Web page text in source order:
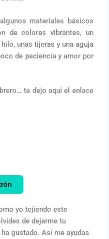
materiales básicos
de colores vibrantes, un
unas tijeras y una aguja
de paciencia y amor por
te dejo aquí el enlace
yo tejiendo este
de dejarme tu
gustado. Así me ayudas